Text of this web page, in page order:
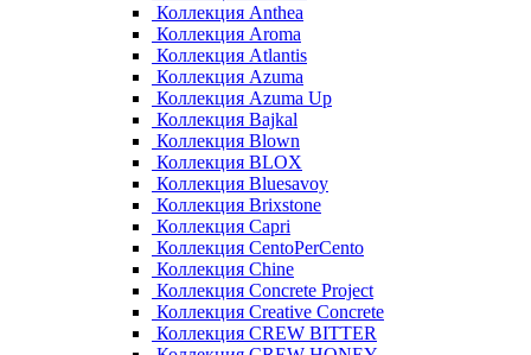
Коллекция Anthea
Коллекция Aroma
Коллекция Atlantis
Коллекция Azuma
Коллекция Azuma Up
Коллекция Bajkal
Коллекция Blown
Коллекция BLOX
Коллекция Bluesavoy
Коллекция Brixstone
Коллекция Capri
Коллекция CentoPerCento
Коллекция Chine
Коллекция Concrete Project
Коллекция Creative Concrete
Коллекция CREW BITTER